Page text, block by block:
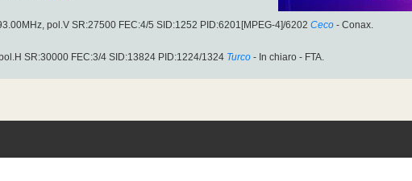
pol.V SR:27500 FEC:4/5 SID:1252 PID:6201[MPEG-4]/6202 Ceco - Conax.
SR:30000 FEC:3/4 SID:13824 PID:1224/1324 Turco - In chiaro - FTA.